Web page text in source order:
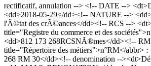
rectificatif, annulation --> <!-- DATE -->
<dd>2018-05-29</dd><!-- NATURE -->
l'Ã©tat des crÃ©ances</dd><!-- RCS -->
title="Registre du commerce et des
<dd>812 173 268RCSNÃ®mes</dd><!--
title="Répertoire des métiers">n°RM</abbr>
268 RM 30</dd><!-- denomination --